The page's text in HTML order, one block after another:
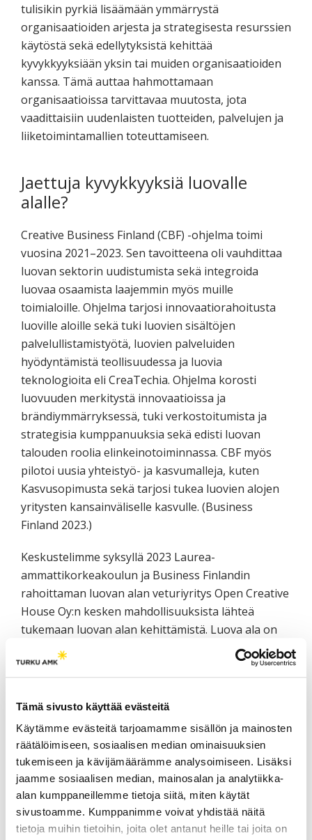
Tämä sivusto käyttää evästeitä
Käytämme evästeitä tarjoamamme sisällön ja mainosten
räätälöimiseen, sosiaalisen median ominaisuuksien
tukemiseen ja kävijämäärämme analysoimiseen. Lisäksi
jaamme sosiaalisen median, mainosalan ja analytiikka-
alan kumppaneillemme tietoja siitä, miten käytät
sivustoamme. Kumppanimme voivat yhdistää näitä
tietoja muihin tietoihin, joita olet antanut heille tai joita on
tulisikin pyrkiä lisäämään ymmärrystä
organisaatioiden arjesta ja strategisesta resurssien
käytöstä sekä edellytyksistä kehittää
kyvykkyyksiään yksin tai muiden organisaatioiden
kanssa. Tämä auttaa hahmottamaan
organisaatioissa tarvittavaa muutosta, jota
vaadittaisiin uudenlaisten tuotteiden, palvelujen ja
liiketoimintamallien toteuttamiseen.
Jaettuja kyvykkyyksiä luovalle
alalle?
Creative Business Finland (CBF) -ohjelma toimi
vuosina 2021–2023. Sen tavoitteena oli vauhdittaa
luovan sektorin uudistumista sekä integroida
luovaa osaamista laajemmin myös muille
toimialoille. Ohjelma tarjosi innovaatiorahoitusta
luoville aloille sekä tuki luovien sisältöjen
palvelullistamistyötä, luovien palveluiden
hyödyntämistä teollisuudessa ja luovia
teknologioita eli CreaTechia. Ohjelma korosti
luovuuden merkitystä innovaatioissa ja
brändiymmärryksessä, tuki verkostoitumista ja
strategisia kumppanuuksia sekä edisti luovan
talouden roolia elinkeinotoiminnassa. CBF myös
pilotoi uusia yhteistyö- ja kasvumalleja, kuten
Kasvusopimusta sekä tarjosi tukea luovien alojen
yritysten kansainväliselle kasvulle. (Business
Finland 2023.)
Keskustelimme syksyllä 2023 Laurea-
ammattikorkeakoulun ja Business Finlandin
rahoittaman luovan alan veturiyritys Open Creative
House Oy:n kesken mahdollisuuksista lähteä
tukemaan luovan alan kehittämistä. Luova ala on
kiinnostava kohde liiketoiminnallisen yhteistyön
edistämiselle, sillä iso osa alalla työskentelevistä on
2023). Erityisesti keskustelumme kohteena olleella
sisällöntuottajia, jotka tuottavat sisältöjä omista
tarpeistaan käsin sen sijaan, että näkisivät ne
asiakaslähtöisesti kehitettävinä tuotteina tai
palveluina.
Business Finlandin (2024) rahoitusinstrumentit,